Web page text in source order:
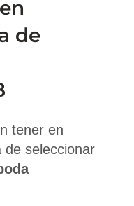
de
tener en
de seleccionar